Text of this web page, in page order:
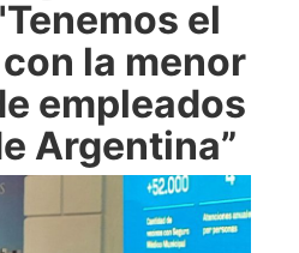
el
la menor
empleados
Argentina”